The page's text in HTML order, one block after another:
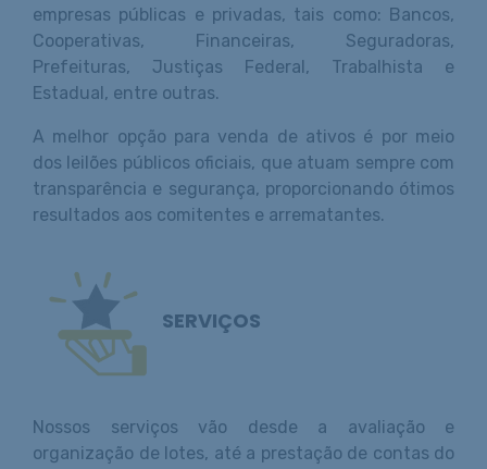
empresas públicas e privadas, tais como: Bancos,
Cooperativas, Financeiras, Seguradoras,
Prefeituras, Justiças Federal, Trabalhista e
Estadual, entre outras.
A melhor opção para venda de ativos é por meio
dos leilões públicos oficiais, que atuam sempre com
transparência e segurança, proporcionando ótimos
resultados aos comitentes e arrematantes.
SERVIÇOS
Nossos serviços vão desde a avaliação e
organização de lotes, até a prestação de contas do